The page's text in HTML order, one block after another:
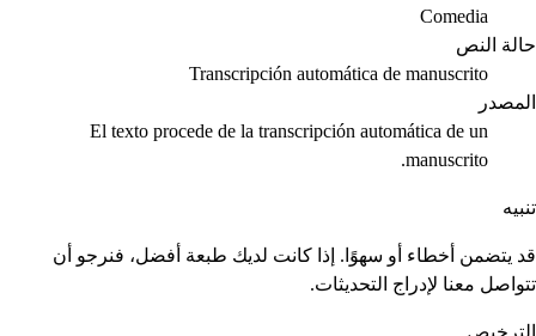
Comedia
حالة النص
Transcripción automática de manuscrito
المصدر
El texto procede de la transcripción automática de un
manuscrito.
تنبيه
قد يتضمن أخطاء أو سهوًا. إذا كانت لديك طبعة أفضل، فنرجو أن
تتواصل معنا لإدراج التحديثات.